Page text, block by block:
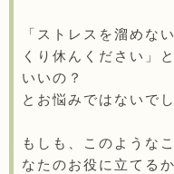
「ストレスを溜めな
くり休んください」
いいの？
とお悩みではないで
もしも、このような
なたのお役に立てる